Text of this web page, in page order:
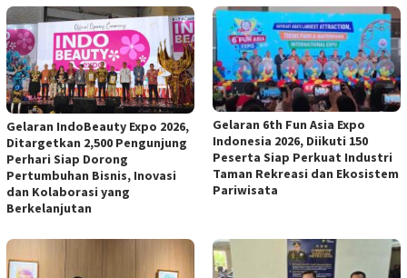
Gelaran IndoBeauty Expo 2026,
Ditargetkan 2,500 Pengunjung
Perhari Siap Dorong
Pertumbuhan Bisnis, Inovasi
dan Kolaborasi yang
Berkelanjutan
Gelaran 6th Fun Asia Expo
Indonesia 2026, Diikuti 150
Peserta Siap Perkuat Industri
Taman Rekreasi dan Ekosistem
Pariwisata